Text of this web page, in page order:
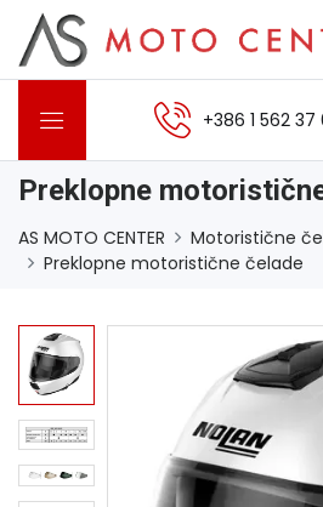
+386 1 562 37
Preklopne
AS MOTO CENTER
Motoristične
Preklopne motoristične čelade